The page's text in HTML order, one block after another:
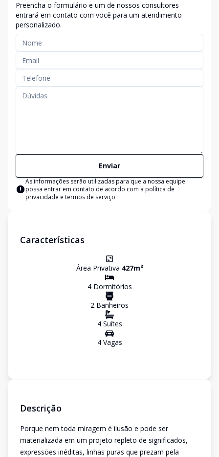
Preencha o formulário e um de nossos consultores
entrará em contato com você para um atendimento
personalizado.
Enviar
As informações serão utilizadas para que a nossa equipe
possa entrar em contato de acordo com a política de
privacidade e termos de serviço
Características
Área Privativa 427m²
4Dormitórios
2 Banheiros
4Suítes
4Vagas
Descrição
Porque nem toda miragem é ilusão e pode ser
materializada em um projeto repleto de significados,
expressões inéditas, linhas puras que prezam pela